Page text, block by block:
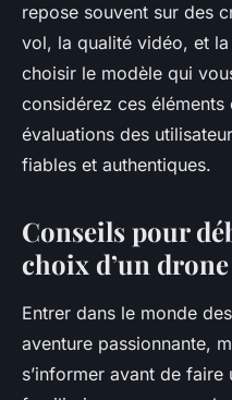
repose souvent sur des
vol, la qualité vidéo, et
choisir le modèle qui
considérez ces
évaluations des
fiables et authentiques.
Conseils pour
choix d’un drone
Entrer dans le monde
aventure passionnante,
s’informer avant de